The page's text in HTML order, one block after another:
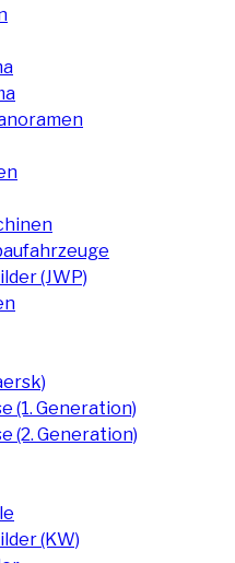
(JWP)
(1. Generation)
(2. Generation)
(KW)